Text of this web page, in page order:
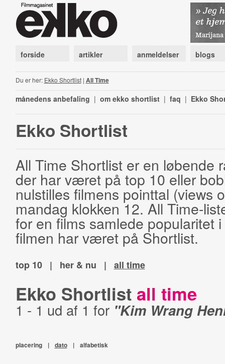
forside artikler anmeldelser blogs
Du er her: Ekko Shortlist| All Time
månedens anbefaling | om ekko shortlist | faq | Ekko
Ekko Shortlist
All Time Shortlist er en løbende
der har været på top 10 eller
nulstilles filmens pointtal (views
mandag klokken 12. All Time-
for en films samlede popularitet
filmen har været på Shortlist.
top 10 | her & nu | all time
Ekko Shortlist all time
1 - 1 ud af 1 for "Kim Wrang
placering | dato | alfabetisk